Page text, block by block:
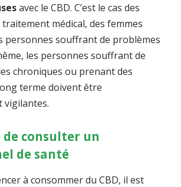
avec le CBD. C’est le cas des
médical, des femmes
personnes souffrant de problèmes
les personnes souffrant de
chroniques ou prenant des
terme doivent être
vigilantes.
consulter un
de santé
à consommer du CBD, il est